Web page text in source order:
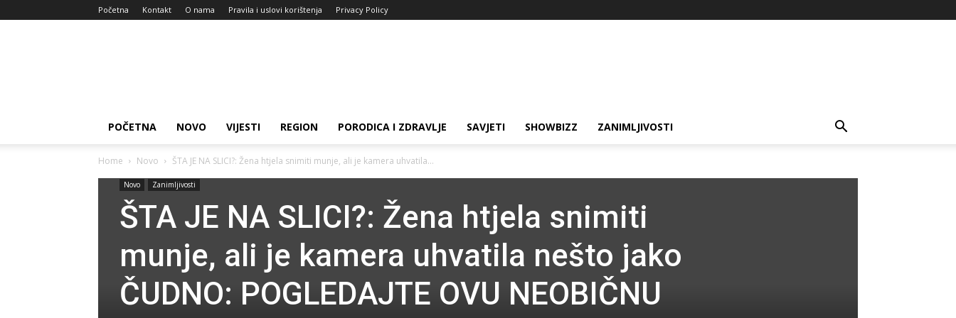
Početna Kontakt O nama Pravila i uslovi korištenja Privacy Policy
POČETNA NOVO VIJESTI REGION PORODICA I ZDRAVLJE SAVJETI SHOWBIZZ ZANIMLJIVOSTI
Home Novo ŠTA JE NA SLICI?: Žena htjela snimiti munje, ali je kamera uhvatila...
Novo Zanimljivosti
ŠTA JE NA SLICI?: Žena htjela snimiti
munje, ali je kamera uhvatila nešto jako
ČUDNO: POGLEDAJTE OVU NEOBIČNU